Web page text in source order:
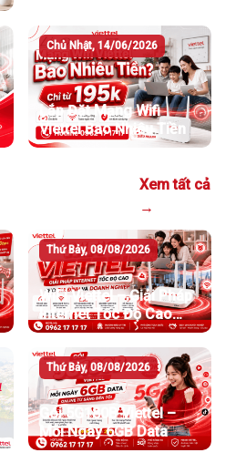
Chủ Nhật, 14/06/2026
Lắp Đặt Mạng Wifi
Viettel Bao Nhiêu Tiền
Xem tất cả
→
Thứ Bảy, 08/08/2026
WiFi Viettel – Giải Pháp
Internet Tốc Độ Cao
Cho Gia Đình Và Doanh
Nghiệp
Thứ Bảy, 08/08/2026
Gói 5G180B Viettel –
Mỗi Ngày 6GB Data